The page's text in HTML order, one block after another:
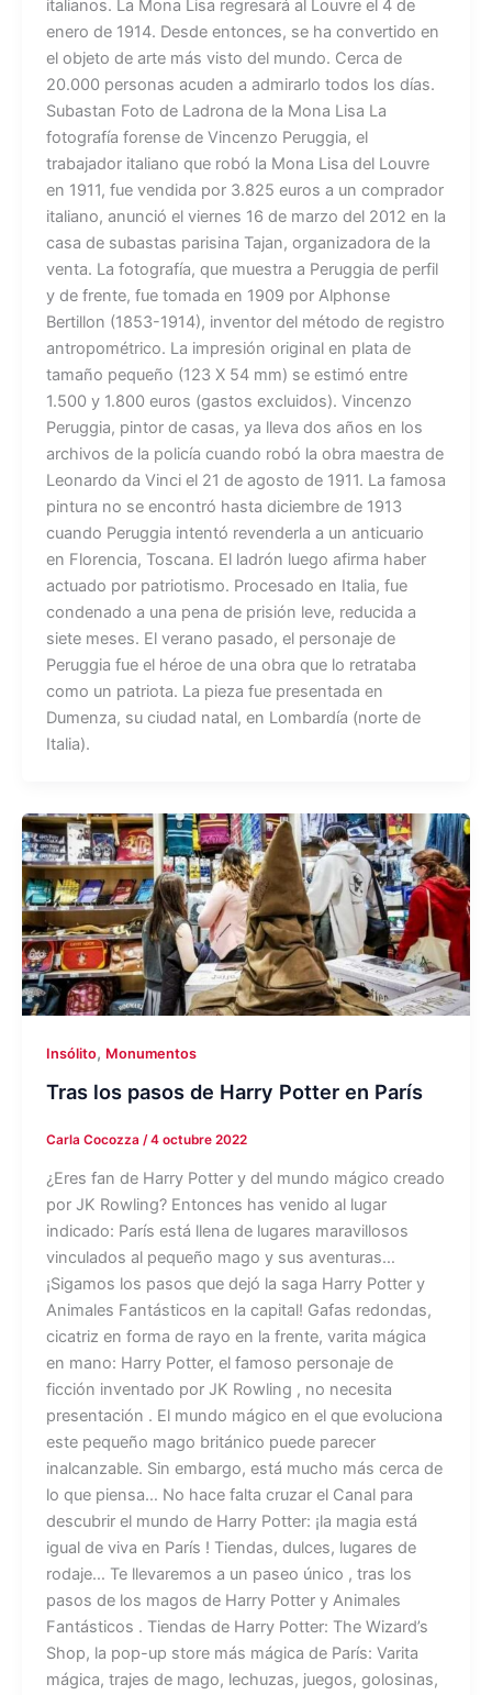
italianos. La Mona Lisa regresará al Louvre el 4 de
enero de 1914. Desde entonces, se ha convertido en
el objeto de arte más visto del mundo. Cerca de
20.000 personas acuden a admirarlo todos los días.
Subastan Foto de Ladrona de la Mona Lisa La
fotografía forense de Vincenzo Peruggia, el
trabajador italiano que robó la Mona Lisa del Louvre
en 1911, fue vendida por 3.825 euros a un comprador
italiano, anunció el viernes 16 de marzo del 2012 en la
casa de subastas parisina Tajan, organizadora de la
venta. La fotografía, que muestra a Peruggia de perfil
y de frente, fue tomada en 1909 por Alphonse
Bertillon (1853-1914), inventor del método de registro
antropométrico. La impresión original en plata de
tamaño pequeño (123 X 54 mm) se estimó entre
1.500 y 1.800 euros (gastos excluidos). Vincenzo
Peruggia, pintor de casas, ya lleva dos años en los
archivos de la policía cuando robó la obra maestra de
Leonardo da Vinci el 21 de agosto de 1911. La famosa
pintura no se encontró hasta diciembre de 1913
cuando Peruggia intentó revenderla a un anticuario
en Florencia, Toscana. El ladrón luego afirma haber
actuado por patriotismo. Procesado en Italia, fue
condenado a una pena de prisión leve, reducida a
siete meses. El verano pasado, el personaje de
Peruggia fue el héroe de una obra que lo retrataba
como un patriota. La pieza fue presentada en
Dumenza, su ciudad natal, en Lombardía (norte de
Italia).
Insólito, Monumentos
Tras los pasos de Harry Potter en París
Carla Cocozza /4 octubre 2022
¿Eres fan de Harry Potter y del mundo mágico creado
por JK Rowling? Entonces has venido al lugar
indicado: París está llena de lugares maravillosos
vinculados al pequeño mago y sus aventuras…
¡Sigamos los pasos que dejó la saga Harry Potter y
Animales Fantásticos en la capital! Gafas redondas,
cicatriz en forma de rayo en la frente, varita mágica
en mano: Harry Potter, el famoso personaje de
ficción inventado por JK Rowling , no necesita
presentación . El mundo mágico en el que evoluciona
este pequeño mago británico puede parecer
inalcanzable. Sin embargo, está mucho más cerca de
lo que piensa… No hace falta cruzar el Canal para
descubrir el mundo de Harry Potter: ¡la magia está
igual de viva en París ! Tiendas, dulces, lugares de
rodaje… Te llevaremos a un paseo único , tras los
pasos de los magos de Harry Potter y Animales
Fantásticos . Tiendas de Harry Potter: The Wizard’s
Shop, la pop-up store más mágica de París: Varita
mágica, trajes de mago, lechuzas, juegos, golosinas,